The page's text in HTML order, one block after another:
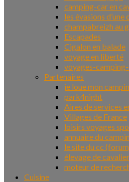
camping-car en
les évasions d’une
champabreizh au
Escapades
Cigalon en balade
voyage en liberté
voyages-
Partenaires
je loue mon
park4night
Aires de services
Villages de France
loisirs voyages
annuaire du
le site du cc
élevage de
moteur de
Cuisine